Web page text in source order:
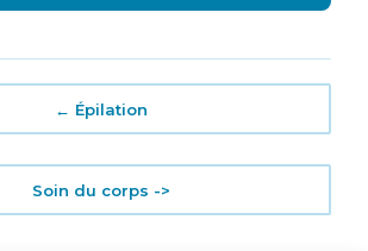
← Épilation
Soin du corps ->